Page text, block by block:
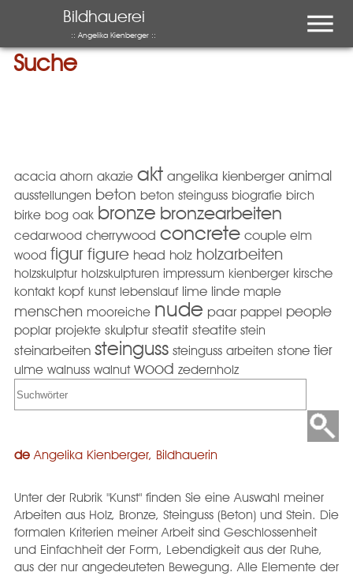
Bildhauerei
:: Angelika Kienberger ::
Suche
acacia ahorn akazie akt angelika kienberger animal
ausstellungen beton beton steinguss biografie birch
birke bog oak bronze bronzearbeiten
cedarwood cherrywood concrete couple elm
wood figur figure head holz holzarbeiten
holzskulptur holzskulpturen impressum kienberger kirsche
kontakt kopf kunst lebenslauf lime linde maple
menschen mooreiche nude paar pappel people
poplar projekte skulptur steatit steatite stein
steinarbeiten steinguss steinguss arbeiten stone tier
ulme walnuss walnut wood zedernholz
de Angelika Kienberger, Bildhauerin
Unter der Rubrik "Kunst" finden Sie eine Auswahl meiner
Arbeiten aus Holz, Bronze, Steinguss (Beton) und Stein. Die
formalen Kriterien meiner Arbeit sind Geschlossenheit
und Einfachheit der Form, Lebendigkeit aus der Ruhe,
aus der nur angedeuteten Bewegung. Alle Elemente der